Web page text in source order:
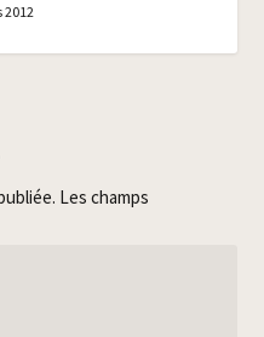
2012
Les champs